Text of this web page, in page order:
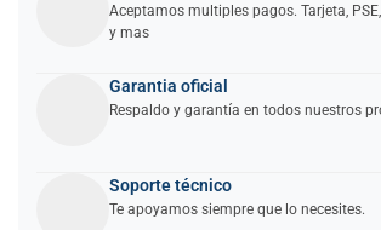
Aceptamos multiples pagos. Tarjeta,
y mas
Garantia oficial
Respaldo y garantía en todos nuestros
Soporte técnico
Te apoyamos siempre que lo necesites.